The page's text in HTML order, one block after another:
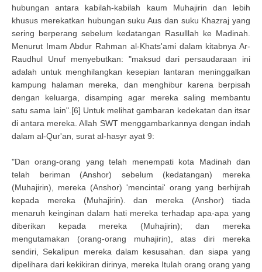
hubungan antara kabilah-kabilah kaum Muhajirin dan lebih
khusus merekatkan hubungan suku Aus dan suku Khazraj yang
sering berperang sebelum kedatangan Rasulllah ke Madinah.
Menurut Imam Abdur Rahman al-Khats'ami dalam kitabnya Ar-
Raudhul Unuf menyebutkan: "maksud dari persaudaraan ini
adalah untuk menghilangkan kesepian lantaran meninggalkan
kampung halaman mereka, dan menghibur karena berpisah
dengan keluarga, disamping agar mereka saling membantu
satu sama lain".[6] Untuk melihat gambaran kedekatan dan itsar
di antara mereka. Allah SWT menggambarkannya dengan indah
dalam al-Qur'an, surat al-hasyr ayat 9:
"Dan orang-orang yang telah menempati kota Madinah dan
telah beriman (Anshor) sebelum (kedatangan) mereka
(Muhajirin), mereka (Anshor) 'mencintai' orang yang berhijrah
kepada mereka (Muhajirin). dan mereka (Anshor) tiada
menaruh keinginan dalam hati mereka terhadap apa-apa yang
diberikan kepada mereka (Muhajirin); dan mereka
mengutamakan (orang-orang muhajirin), atas diri mereka
sendiri, Sekalipun mereka dalam kesusahan. dan siapa yang
dipelihara dari kekikiran dirinya, mereka Itulah orang orang yang